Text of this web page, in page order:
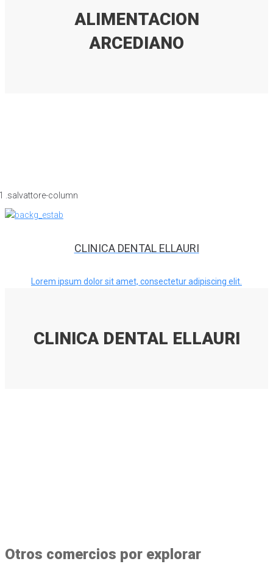
ALIMENTACION
ARCEDIANO
CLINICA DENTAL ELLAURI
Lorem ipsum dolor sit amet, consectetur adipiscing elit.
CLINICA DENTAL ELLAURI
Otros comercios por explorar